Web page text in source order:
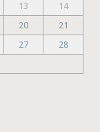
13
14
20
21
27
28